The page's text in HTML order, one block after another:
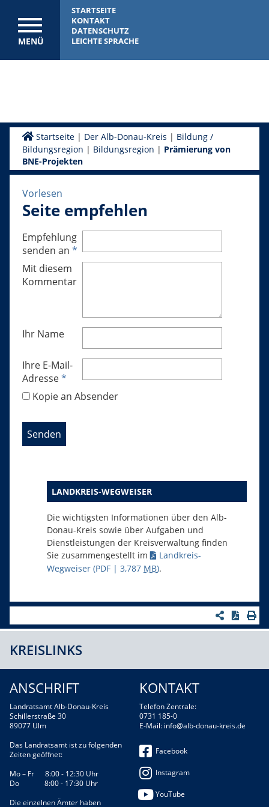
MENÜ
STARTSEITE
KONTAKT
DATENSCHUTZ
LEICHTE SPRACHE
Startseite| Der Alb-Donau-Kreis | Bildung /
Bildungsregion | Bildungsregion | Prämierung von
BNE-Projekten
Vorlesen
Seite empfehlen
Empfehlung
senden an *
Mit diesem
Kommentar
Ihr Name
Ihre E-Mail-
Adresse*
Kopie an Absender
LANDKREIS-WEGWEISER
Die wichtigsten Informationen über den Alb-
Donau-Kreis sowie über Aufgaben und
Dienstleistungen der Kreisverwaltung finden
Sie zusammengestellt im
Landkreis-
Wegweiser (PDF | 3,787 MB).
KREISLINKS
ANSCHRIFT
Landratsamt Alb-Donau-Kreis
Schillerstraße 30
89077 Ulm
Das Landratsamt ist zu folgenden
Zeiten geöffnet:
Mo – Fr 8:00 - 12:30 Uhr
Do 8:00 - 17:30 Uhr
Die einzelnen Ämter haben
KONTAKT
Telefon Zentrale:
0731 185-0
E-Mail: info@alb-donau-kreis.de
Facebook
Instagram
YouTube